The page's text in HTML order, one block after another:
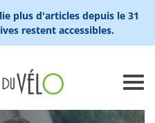
plus d'articles depuis le 31
restent accessibles.